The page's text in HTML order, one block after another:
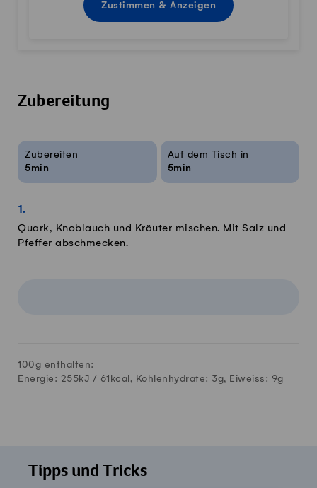
Zustimmen & Anzeigen
Zubereitung
Rezeptinfos
Zubereiten
5min
Auf dem Tisch in
5min
Quark, Knoblauch und Kräuter mischen. Mit Salz und
Pfeffer abschmecken.
100g enthalten:
Energie: 255kJ / 61 kcal, Kohlenhydrate: 3g, Eiweiss: 9g
Tipps und Tricks